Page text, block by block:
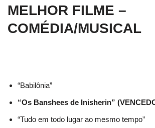
MELHOR FILME –
COMÉDIA/MUSICAL
“Babilônia”
“Os Banshees de Inisherin”
“Tudo em todo lugar ao mesmo tempo”